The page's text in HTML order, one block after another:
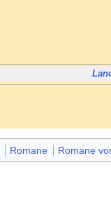
Romane Romane